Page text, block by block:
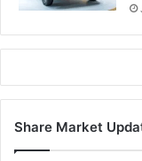
Share Market